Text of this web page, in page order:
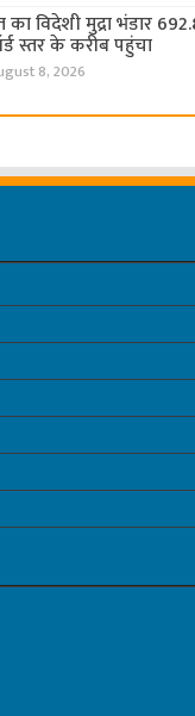
का विदेशी मुद्रा भंडार
स्तर के करीब पहुंचा
8, 2026